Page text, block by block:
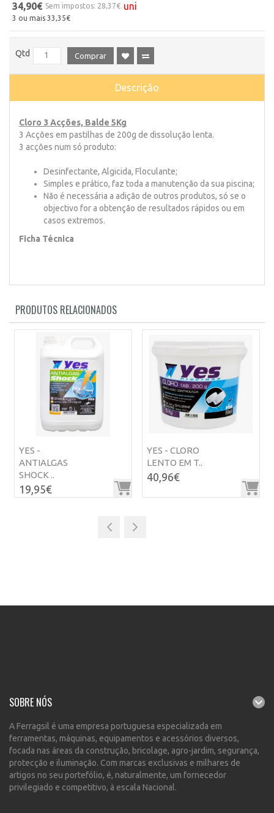
34,90€ Sem impostos: 28,37€ uni
3 ou mais 33,35€
Qtd Comprar
Descrição
Cloro 3 Acções, Balde 5Kg
3 Acções em pastilhas de 200g de dissolução lenta.
3 acções num só produto:
Desinfectante, Algicida, Floculante;
Simples e prático, faz toda a manutenção da sua piscina;
Não é necessária a adição de outros produtos, só se o
objectivo for a obtenção de resultados rápidos ou em
casos extremos.
Ficha Técnica
PRODUTOS RELACIONADOS
YES -
ANTIALGAS
SHOCK ..
19,95€
YES - CLORO
LENTO EM T..
40,96€
SOBRE NÓS
A Ferragsil é uma empresa portuguesa especializada em
ferramentas, máquinas, equipamentos e acessórios diversos,
focada nas áreas da construção, bricolage, agro-jardim, segurança,
protecção e iluminação. Com marcas exclusivas e milhares de
artigos no seu portefólio, é, naturalmente, um fornecedor
privilegiado e competitivo, à escala Nacional.